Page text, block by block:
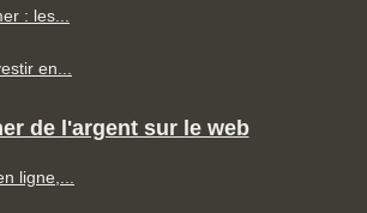
: les...
en...
de l'argent sur le web
ligne,...